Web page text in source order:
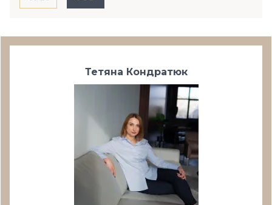
Тетяна Кондратюк